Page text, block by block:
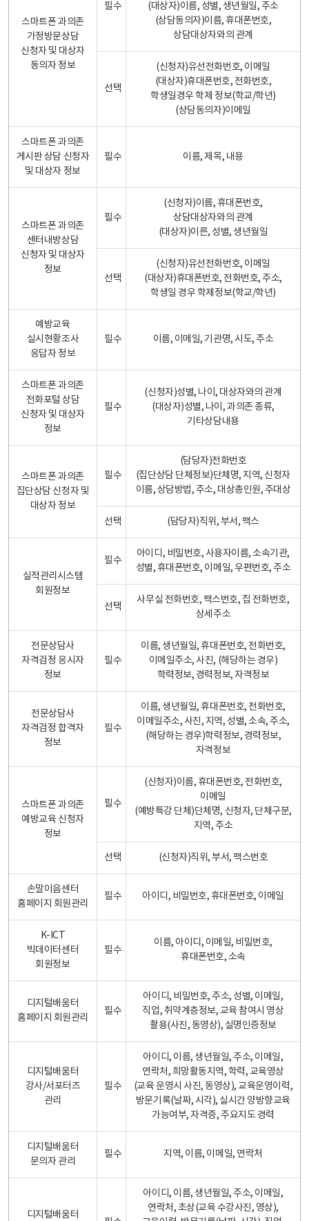
스마트폰 과의존
가정방문상담
신청자 및 대상자
동의자 정보
필수
(대상자)이름, 성별, 생년월일, 주소
(상담동의자)이름, 휴대폰번호,
상담대상자와의 관계
선택
(신청자)유선전화번호, 이메일
(대상자)휴대폰번호, 전화번호,
학생일경우 학제 정보(학교/학년)
(상담동의자)이메일
스마트폰 과의존
게시판 상담 신청자
및 대상자 정보
필수 이름, 제목, 내용
스마트폰 과의존
센터내방상담
신청자 및 대상자
정보
필수
(신청자)이름, 휴대폰번호,
상담대상자와의 관계
(대상자)이른, 성별, 생년월일
선택
(신청자)유선전화번호, 이메일
(대상자)휴대폰번호, 전화번호, 주소,
학생일 경우 학제정보(학교/학년)
예방교육
실시현황조사
응답자 정보
필수 이름, 이메일, 기관명, 시도, 주소
스마트폰 과의존
전화포털 상담
신청자 및 대상자
정보
필수
(신청자)성별, 나이, 대상자와의 관계
(대상자)성별, 나이, 과의존 종류,
기타상담내용
스마트폰 과의존
집단상담 신청자 및
대상자 정보
필수
(담당자)전화번호
(집단상담 단체정보)단체명, 지역, 신청자
이름, 상담방법, 주소, 대상총인원, 주대상
선택 (담당자)직위, 부서, 팩스
실적관리시스템
회원정보
필수
아이디, 비밀번호, 사용자이름, 소속기관,
성별, 휴대폰번호, 이메일, 우편번호, 주소
선택
사무실 전화번호, 팩스번호, 집 전화번호,
상세주소
전문상담사
자격검정 응시자
정보
필수
이름, 생년월일, 휴대폰번호, 전화번호,
이메일주소, 사진, (해당하는 경우)
학력정보, 경력정보, 자격정보
전문상담사
자격검정 합격자
정보
필수
이름, 생년월일, 휴대폰번호, 전화번호,
이메일주소, 사진, 지역, 성별, 소속, 주소,
(해당하는 경우)학력정보, 경력정보,
자격정보
스마트폰 과의존
예방교육 신청자
정보
필수
(신청자)이름, 휴대폰번호, 전화번호,
이메일
(예방특강 단체)단체명, 신청자, 단체구분,
지역, 주소
선택 (신청자)직위, 부서, 팩스번호
손말이음센터
홈페이지 회원관리
필수 아이디, 비밀번호, 휴대폰번호, 이메일
K-ICT
빅데이터센터
회원정보
필수
이름, 아이디, 이메일, 비밀번호,
휴대폰번호, 소속
디지털배움터
홈페이지 회원관리
필수
아이디, 비밀번호, 주소, 성별, 이메일,
직업, 취약계층정보, 교육 참여시 영상
촬용(사진, 동영상), 실명인증정보
디지털배움터
강사/서포터즈
관리
필수
아이디, 이름, 생년월일, 주소, 이메일,
연락처, 희망활동지역, 학력, 교육영상
(교육 운영시 사진, 동영상), 교육운영이력,
방문기록(날짜, 시각), 실시간 양방향교육
가능여부, 자격증, 주요지도 경력
디지털배움터
문의자 관리
필수 지역, 이름, 이메일, 연락처
디지털배움터
아이디, 이름, 생년월일, 주소, 이메일,
연락처, 초상(교육 수강사진, 영상),